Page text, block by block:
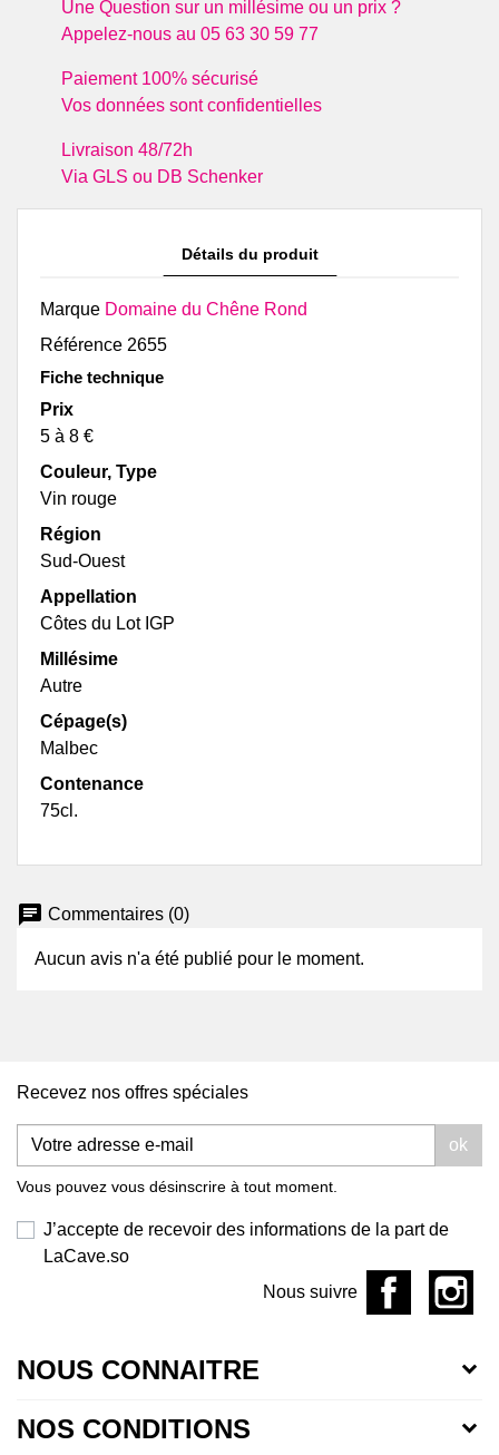
Une Question sur un millésime ou un prix ?
Appelez-nous au 05 63 30 59 77
Paiement 100% sécurisé
Vos données sont confidentielles
Livraison 48/72h
Via GLS ou DB Schenker
Détails du produit
Marque Domaine du Chêne Rond
Référence 2655
Fiche technique
Prix
5 à 8 €
Couleur, Type
Vin rouge
Région
Sud-Ouest
Appellation
Côtes du Lot IGP
Millésime
Autre
Cépage(s)
Malbec
Contenance
75cl.
chat Commentaires (0)
Aucun avis n'a été publié pour le moment.
Recevez nos offres spéciales
ok
Vous pouvez vous désinscrire à tout moment.
J’accepte de recevoir des informations de la part de
LaCave.so
Nous suivre
NOUS CONNAITRE
NOS CONDITIONS